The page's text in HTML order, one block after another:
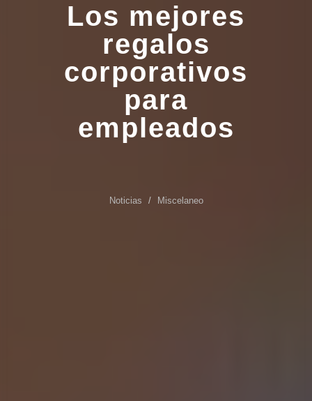
Los mejores
regalos
corporativos
para
empleados
Noticias Miscelaneo